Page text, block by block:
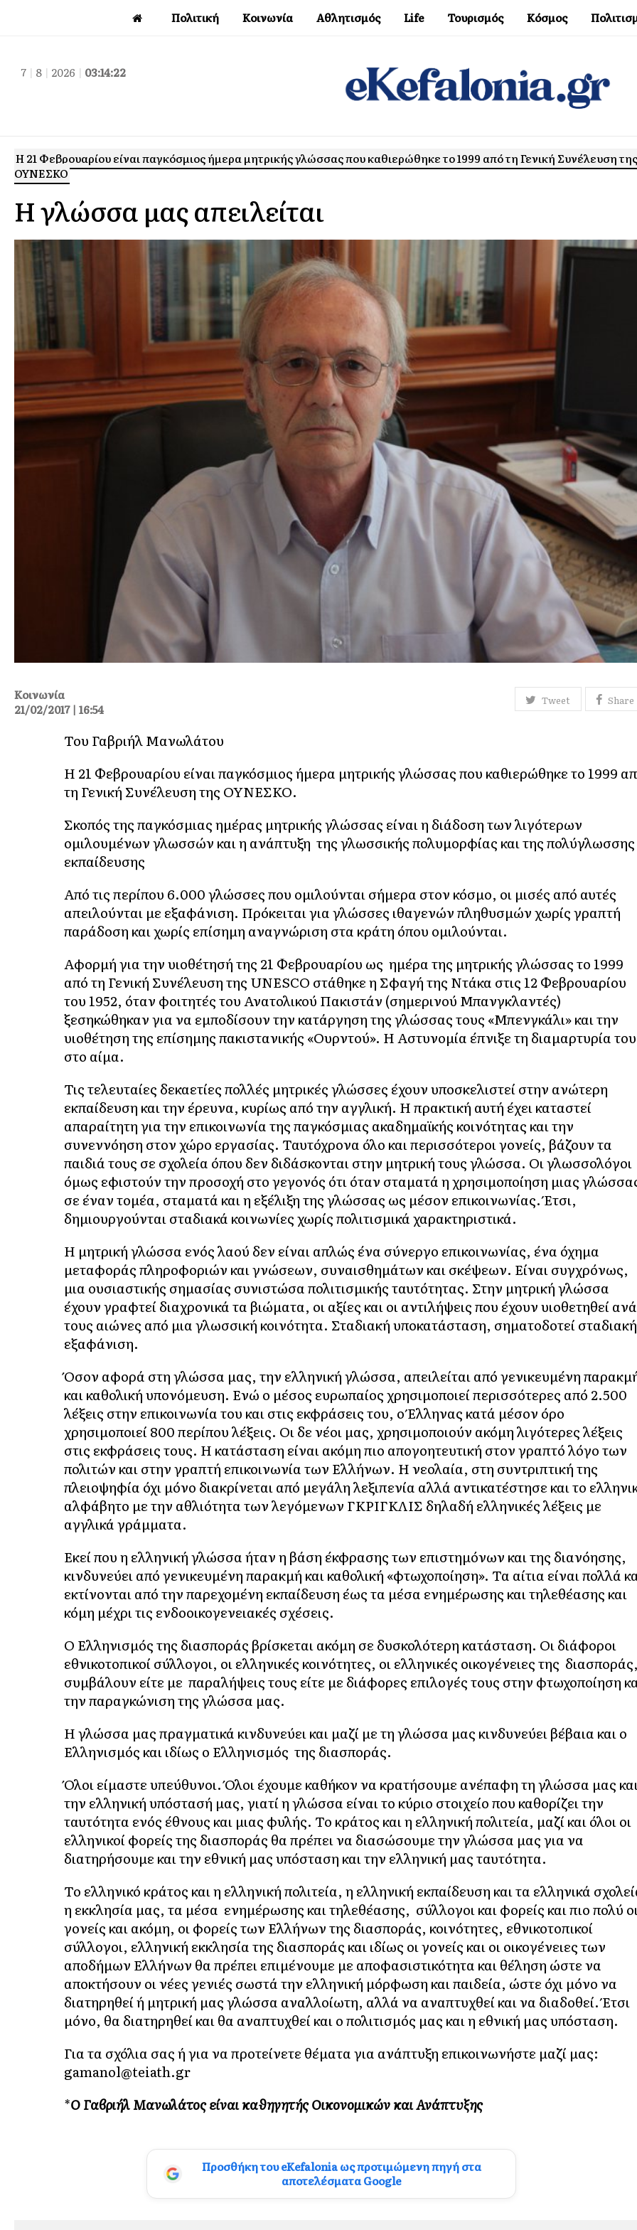
Πολιτική Κοινωνία Αθλητισμός Life Τουρισμός Κόσμος
7 | 8 | 2026 | 03:14:23
Η 21 Φεβρουαρίου είναι παγκόσμιος ήμερα μητρικής γλώσσας που καθιερώθηκε το 1999 από τη Γενική Συνέλευση της
ΟΥΝΕΣΚΟ
Η γλώσσα μας απειλείται
Tweet Share
Κοινωνία
21/02/2017 | 16:54
Του Γαβριήλ Μανωλάτου
Η 21 Φεβρουαρίου είναι παγκόσμιος ήμερα μητρικής γλώσσας που καθιερώθηκε το 1999
τη Γενική Συνέλευση της ΟΥΝΕΣΚΟ.
Σκοπός της παγκόσμιας ημέρας μητρικής γλώσσας είναι η διάδοση των λιγότερων
ομιλουμένων γλωσσών και η ανάπτυξη της γλωσσικής πολυμορφίας και της πολύγλωσσης
εκπαίδευσης
Από τις περίπου 6.000 γλώσσες που ομιλούνται σήμερα στον κόσμο, οι μισές από αυτές
απειλούνται με εξαφάνιση. Πρόκειται για γλώσσες ιθαγενών πληθυσμών χωρίς γραπτή
παράδοση και χωρίς επίσημη αναγνώριση στα κράτη όπου ομιλούνται.
Αφορμή για την υιοθέτησή της 21 Φεβρουαρίου ως ημέρα της μητρικής γλώσσας το 1999
από τη Γενική Συνέλευση της UNESCO στάθηκε η Σφαγή της Ντάκα στις 12 Φεβρουαρίου
του 1952, όταν φοιτητές του Ανατολικού Πακιστάν (σημερινού Μπανγκλαντές)
ξεσηκώθηκαν για να εμποδίσουν την κατάργηση της γλώσσας τους «Μπενγκάλι» και την
υιοθέτηση της επίσημης πακιστανικής «Ουρντού». Η Αστυνομία έπνιξε τη διαμαρτυρία
στο αίμα.
Τις τελευταίες δεκαετίες πολλές μητρικές γλώσσες έχουν υποσκελιστεί στην ανώτερη
εκπαίδευση και την έρευνα, κυρίως από την αγγλική. Η πρακτική αυτή έχει καταστεί
απαραίτητη για την επικοινωνία της παγκόσμιας ακαδημαϊκής κοινότητας και την
συνεννόηση στον χώρο εργασίας. Ταυτόχρονα όλο και περισσότεροι γονείς, βάζουν τα
παιδιά τους σε σχολεία όπου δεν διδάσκονται στην μητρική τους γλώσσα. Οι γλωσσολόγοι
όμως εφιστούν την προσοχή στο γεγονός ότι όταν σταματά η χρησιμοποίηση μιας
σε έναν τομέα, σταματά και η εξέλιξη της γλώσσας ως μέσον επικοινωνίας. Έτσι,
δημιουργούνται σταδιακά κοινωνίες χωρίς πολιτισμικά χαρακτηριστικά.
Η μητρική γλώσσα ενός λαού δεν είναι απλώς ένα σύνεργο επικοινωνίας, ένα όχημα
μεταφοράς πληροφοριών και γνώσεων, συναισθημάτων και σκέψεων. Είναι συγχρόνως,
μια ουσιαστικής σημασίας συνιστώσα πολιτισμικής ταυτότητας. Στην μητρική γλώσσα
έχουν γραφτεί διαχρονικά τα βιώματα, οι αξίες και οι αντιλήψεις που έχουν υιοθετηθεί ανά
τους αιώνες από μια γλωσσική κοινότητα. Σταδιακή υποκατάσταση, σηματοδοτεί σταδιακή
εξαφάνιση.
Όσον αφορά στη γλώσσα μας, την ελληνική γλώσσα, απειλείται από γενικευμένη
και καθολική υπονόμευση. Ενώ ο μέσος ευρωπαίος χρησιμοποιεί περισσότερες από 2.500
λέξεις στην επικοινωνία του και στις εκφράσεις του, ο Έλληνας κατά μέσον όρο
χρησιμοποιεί 800 περίπου λέξεις. Οι δε νέοι μας, χρησιμοποιούν ακόμη λιγότερες λέξεις
στις εκφράσεις τους. Η κατάσταση είναι ακόμη πιο απογοητευτική στον γραπτό λόγο των
πολιτών και στην γραπτή επικοινωνία των Ελλήνων. Η νεολαία, στη συντριπτική της
πλειοψηφία όχι μόνο διακρίνεται από μεγάλη λεξιπενία αλλά αντικατέστησε και το
αλφάβητο με την αθλιότητα των λεγόμενων ΓΚΡΙΓΚΛΙΣ δηλαδή ελληνικές λέξεις με
αγγλικά γράμματα.
Εκεί που η ελληνική γλώσσα ήταν η βάση έκφρασης των επιστημόνων και της διανόησης,
κινδυνεύει από γενικευμένη παρακμή και καθολική «φτωχοποίηση». Τα αίτια είναι πολλά
εκτίνονται από την παρεχομένη εκπαίδευση έως τα μέσα ενημέρωσης και τηλεθέασης και
κόμη μέχρι τις ενδοοικογενειακές σχέσεις.
Ο Ελληνισμός της διασποράς βρίσκεται ακόμη σε δυσκολότερη κατάσταση. Οι διάφοροι
εθνικοτοπικοί σύλλογοι, οι ελληνικές κοινότητες, οι ελληνικές οικογένειες της διασποράς,
συμβάλουν είτε με παραλήψεις τους είτε με διάφορες επιλογές τους στην φτωχοποίηση
την παραγκώνιση της γλώσσα μας.
Η γλώσσα μας πραγματικά κινδυνεύει και μαζί με τη γλώσσα μας κινδυνεύει βέβαια και ο
Ελληνισμός και ιδίως ο Ελληνισμός της διασποράς.
Όλοι είμαστε υπεύθυνοι. Όλοι έχουμε καθήκον να κρατήσουμε ανέπαφη τη γλώσσα μας
την ελληνική υπόστασή μας, γιατί η γλώσσα είναι το κύριο στοιχείο που καθορίζει την
ταυτότητα ενός έθνους και μιας φυλής. Το κράτος και η ελληνική πολιτεία, μαζί και όλοι οι
ελληνικοί φορείς της διασποράς θα πρέπει να διασώσουμε την γλώσσα μας για να
διατηρήσουμε και την εθνική μας υπόσταση και την ελληνική μας ταυτότητα.
Το ελληνικό κράτος και η ελληνική πολιτεία, η ελληνική εκπαίδευση και τα ελληνικά
η εκκλησία μας, τα μέσα ενημέρωσης και τηλεθέασης, σύλλογοι και φορείς και πιο πολύ
γονείς και ακόμη, οι φορείς των Ελλήνων της διασποράς, κοινότητες, εθνικοτοπικοί
σύλλογοι, ελληνική εκκλησία της διασποράς και ιδίως οι γονείς και οι οικογένειες των
αποδήμων Ελλήνων θα πρέπει επιμένουμε με αποφασιστικότητα και θέληση ώστε να
αποκτήσουν οι νέες γενιές σωστά την ελληνική μόρφωση και παιδεία, ώστε όχι μόνο να
διατηρηθεί ή μητρική μας γλώσσα αναλλοίωτη, αλλά να αναπτυχθεί και να διαδοθεί. Έτσι
μόνο, θα διατηρηθεί και θα αναπτυχθεί και ο πολιτισμός μας και η εθνική μας υπόσταση.
Για τα σχόλια σας ή για να προτείνετε θέματα για ανάπτυξη επικοινωνήστε μαζί μας:
gamanol@teiath.gr
*Ο Γαβριήλ Μανωλάτος είναι καθηγητής Οικονομικών και Ανάπτυξης
Προσθήκη του eKefalonia ως προτιμώμενη πηγή στα
αποτελέσματα Google